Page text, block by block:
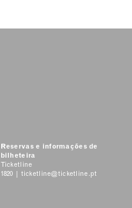
Reservas e informações de
bilheteira
Ticketline
1820 | ticketline@ticketline.pt